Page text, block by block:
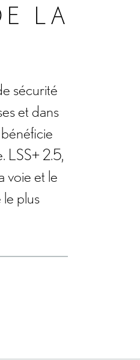
LA
sécurité
et dans
LSS+ 2.5,
voie et le
plus